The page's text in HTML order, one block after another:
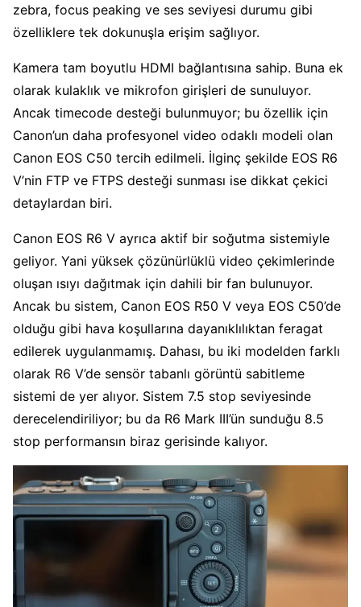
zebra, focus peaking ve ses seviyesi durumu gibi
özelliklere tek dokunuşla erişim sağlıyor.
Kamera tam boyutlu HDMI bağlantısına sahip. Buna ek
olarak kulaklık ve mikrofon girişleri de sunuluyor.
Ancak timecode desteği bulunmuyor; bu özellik için
Canon’un daha profesyonel video odaklı modeli olan
Canon EOS C50 tercih edilmeli. İlginç şekilde EOS R6
V’nin FTP ve FTPS desteği sunması ise dikkat çekici
detaylardan biri.
Canon EOS R6 V ayrıca aktif bir soğutma sistemiyle
geliyor. Yani yüksek çözünürlüklü video çekimlerinde
oluşan ısıyı dağıtmak için dahili bir fan bulunuyor.
Ancak bu sistem, Canon EOS R50 V veya EOS C50’de
olduğu gibi hava koşullarına dayanıklılıktan feragat
edilerek uygulanmamış. Dahası, bu iki modelden farklı
olarak R6 V’de sensör tabanlı görüntü sabitleme
sistemi de yer alıyor. Sistem 7.5 stop seviyesinde
derecelendiriliyor; bu da R6 Mark III’ün sunduğu 8.5
stop performansın biraz gerisinde kalıyor.